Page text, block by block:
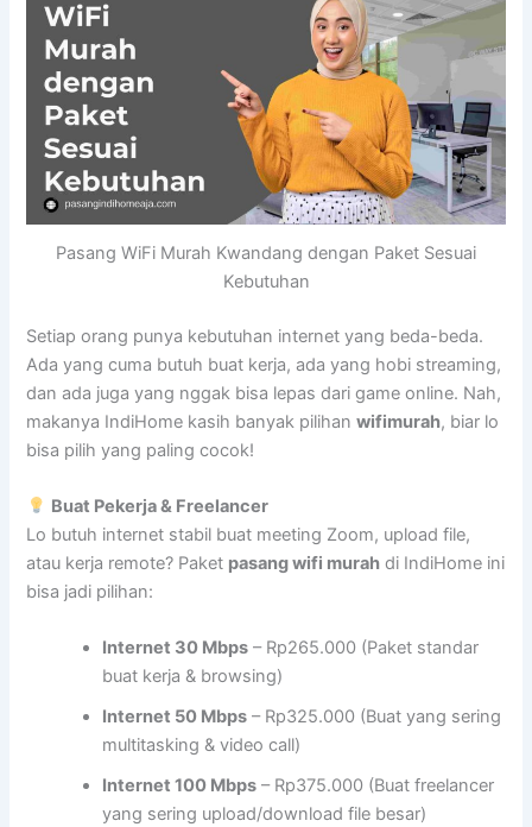
Pasang WiFi Murah Kwandang dengan Paket Sesuai
Kebutuhan
Setiap orang punya kebutuhan internet yang beda-beda.
Ada yang cuma butuh buat kerja, ada yang hobi streaming,
dan ada juga yang nggak bisa lepas dari game online. Nah,
makanya IndiHome kasih banyak pilihanwifimurah, biar lo
bisa pilih yang paling cocok!
Buat Pekerja & Freelancer
Lo butuh internet stabil buat meeting Zoom, upload file,
atau kerja remote? Paket pasang wifi murah di IndiHome ini
bisa jadi pilihan:
Internet 30 Mbps – Rp265.000 (Paket standar
buat kerja & browsing)
Internet 50 Mbps – Rp325.000 (Buat yang sering
multitasking & video call)
Internet 100 Mbps – Rp375.000 (Buat freelancer
yang sering upload/download file besar)